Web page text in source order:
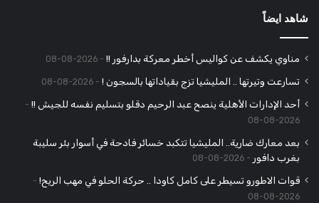
شاهد ايضاً
مناوي يكشف عن كواليس أخطر معركة بدارفور !! 2026-08-08
تسارعت وتيرتها .. المليشيا تزج بقياداتها بالسجون ! 2026-08-08
أحد الإدارات الأهلية ينصح عبد الرحيم دقلو بتسليم نفسه للجيش !!
2026-08-08
بعد معارك ضارية.. المليشيا تتكبد خسائر فادحة في أسوار بئر سليبة
بغرب دافور
2026-08-08
قوات الاطورو تسيطر على كامل كاودا .. حركة الحلو في مهب الريح!
2026-08-08